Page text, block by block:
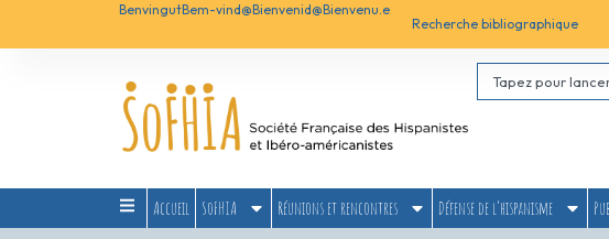
BenvingutBem-vind@Bienvenid@Bienvenu.e
Recherche bibliographique
Accueil SoFHIA Réunions et rencontres Défense de l’hispanisme